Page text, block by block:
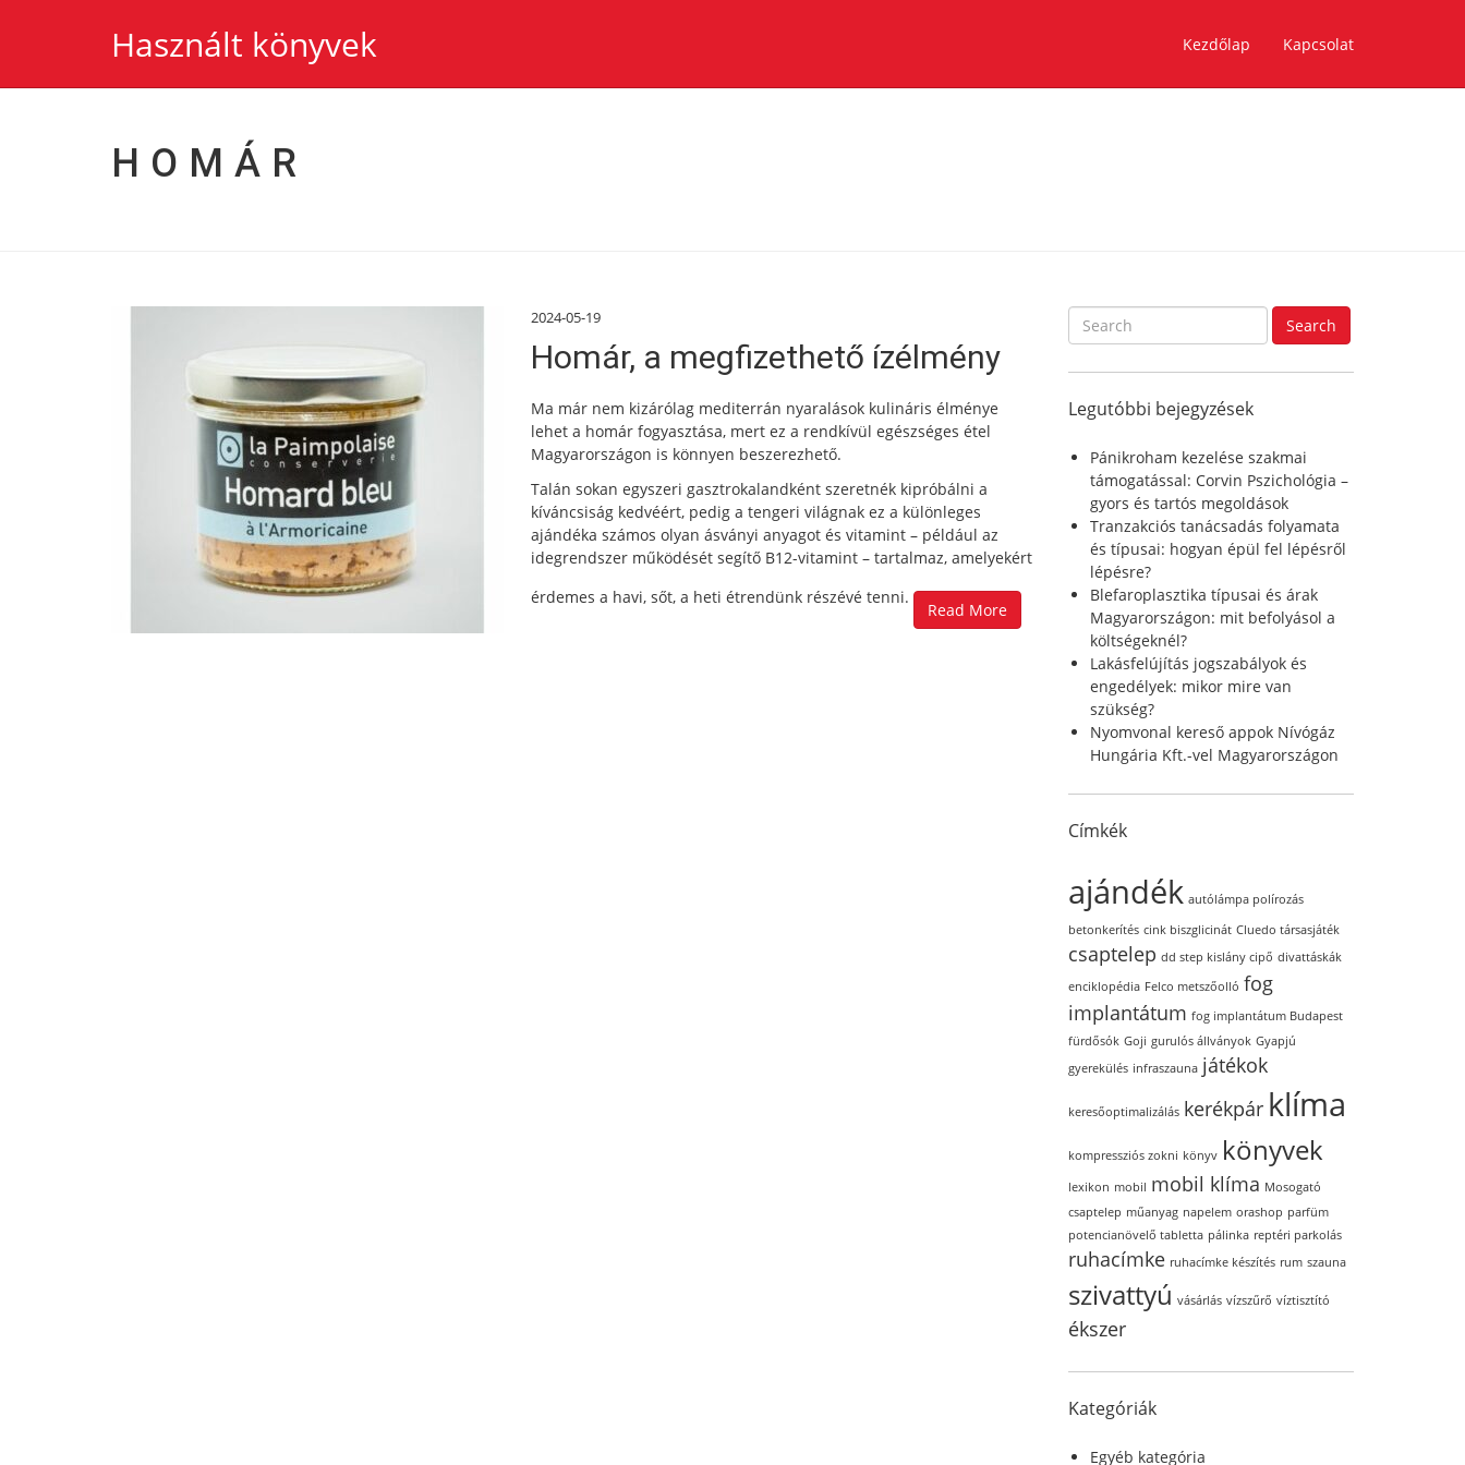
Használt könyvek Kezdőlap Kapcsolat
HOMÁR
2024-05-19
Homár, a megfizethető ízélmény
Ma már nem kizárólag mediterrán nyaralások kulináris élménye
lehet a homár fogyasztása, mert ez a rendkívül egészséges étel
Magyarországon is könnyen beszerezhető.
Talán sokan egyszeri gasztrokalandként szeretnék kipróbálni a
kíváncsiság kedvéért, pedig a tengeri világnak ez a különleges
ajándéka számos olyan ásványi anyagot és vitamint – például az
idegrendszer működését segítő B12-vitamint – tartalmaz, amelyekért
érdemes a havi, sőt, a heti étrendünk részévé tenni.
Read More
S
e
c
f
Search
Legutóbbi bejegyzések
Pánikroham kezelése szakmai
támogatással: Corvin Pszichológia –
gyors és tartós megoldások
Tranzakciós tanácsadás folyamata
és típusai: hogyan épül fel lépésről
lépésre?
Blefaroplasztika típusai és árak
Magyarországon: mit befolyásol a
költségeknél?
Lakásfelújítás jogszabályok és
engedélyek: mikor mire van
szükség?
Nyomvonal kereső appok Nívógáz
Hungária Kft.-vel Magyarországon
Címkék
ajándék autólámpa polírozás
betonkerítés cink biszglicinát Cluedo társasjáték
csaptelep dd step kislány cipő divattáskák
enciklopédia Felco metszőolló fog
implantátum fog implantátum Budapest
fürdősók Goji gurulós állványok Gyapjú
gyerekülés infraszauna játékok
keresőoptimalizálás kerékpár klíma
kompressziós zokni könyv könyvek
lexikon mobil mobil klíma Mosogató
csaptelep műanyag napelem orashop parfüm
potencianövelő tabletta pálinka reptéri parkolás
ruhacímke ruhacímke készítés rum szauna
szivattyú vásárlás vízszűrő víztisztító
ékszer
Kategóriák
Egyéb kategória